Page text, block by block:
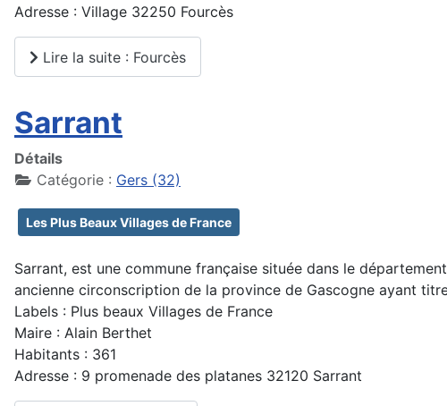
Adresse : Village 32250 Fourcès
Lire la suite : Fourcès
Sarrant
Détails
Catégorie : Gers (32)
Les Plus Beaux Villages de France
Sarrant, est une commune française située dans le
ancienne circonscription de la province de Gascogne ayant
Labels : Plus beaux Villages de France
Maire : Alain Berthet
Habitants : 361
Adresse : 9 promenade des platanes 32120 Sarrant